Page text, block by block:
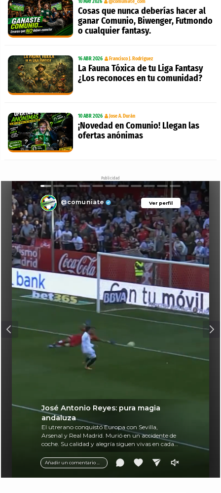
10 MAY 2026 @comuniate_com
Cosas que nunca deberías hacer al
ganar Comunio, Biwenger, Futmondo
o cualquier fantasy.
16 ABR 2026 Francisco J. Rodríguez
La Fauna Tóxica de tu Liga Fantasy
¿Los reconoces en tu comunidad?
10 ABR 2026 Jose A. Durán
¡Novedad en Comunio! Llegan las
ofertas anónimas
Publicidad
Ver perfil
@comuniate Ver perfil
Añadir un comentario ...
José Antonio Reyes: pura magia
andaluza
El utrerano conquistó Europa con Sevilla,
Arsenal y Real Madrid. Murió en un accidente de
coche. Su calidad y alegría siguen vivas en cada